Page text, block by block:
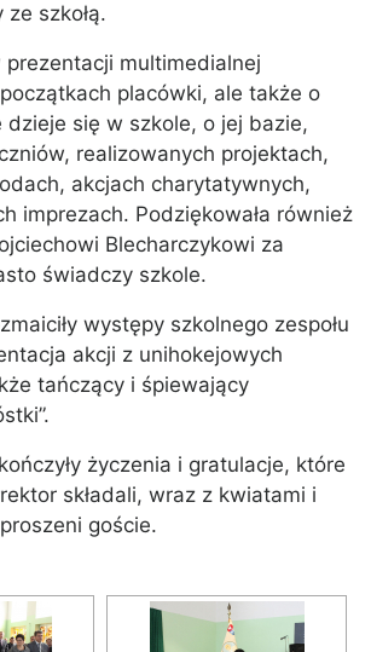
ze szkołą.
prezentacji multimedialnej
placówki, ale także o
dzieje się w szkole, o jej bazie,
realizowanych projektach,
akcjach charytatywnych,
imprezach. Podziękowała również
Blecharczykowi za
świadczy szkole.
występy szkolnego zespołu
akcji z unihokejowych
tańczący i śpiewający
życzenia i gratulacje, które
składali, wraz z kwiatami i
goście.